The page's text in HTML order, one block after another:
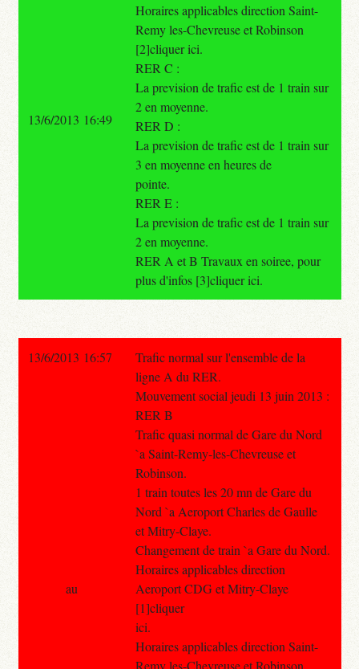
Horaires applicables direction Saint-
Remy les-Chevreuse et Robinson
[2]cliquer ici.
RER C :
La prevision de trafic est de 1 train sur
2 en moyenne.
RER D :
La prevision de trafic est de 1 train sur
3 en moyenne en heures de
pointe.
RER E :
La prevision de trafic est de 1 train sur
2 en moyenne.
RER A et B Travaux en soiree, pour
plus d'infos [3]cliquer ici.
13/6/2013 16:49
13/6/2013 16:57
Trafic normal sur l'ensemble de la
ligne A du RER.
Mouvement social jeudi 13 juin 2013 :
RER B
Trafic quasi normal de Gare du Nord
`a Saint-Remy-les-Chevreuse et
Robinson.
1 train toutes les 20 mn de Gare du
Nord `a Aeroport Charles de Gaulle
et Mitry-Claye.
Changement de train `a Gare du Nord.
Horaires applicables direction
Aeroport CDG et Mitry-Claye
[1]cliquer
ici.
Horaires applicables direction Saint-
Remy les-Chevreuse et Robinson
au